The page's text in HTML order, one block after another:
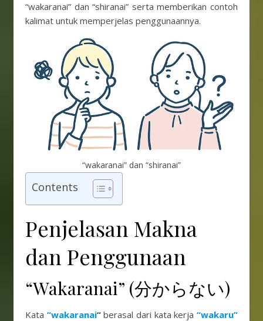
“wakaranai” dan “shiranai” serta memberikan contoh
kalimat untuk memperjelas penggunaannya.
“wakaranai” dan “shiranai”
Contents
Penjelasan Makna
dan Penggunaan
“Wakaranai” (分からない)
Kata “wakaranai“berasal dari kata kerja “wakaru”